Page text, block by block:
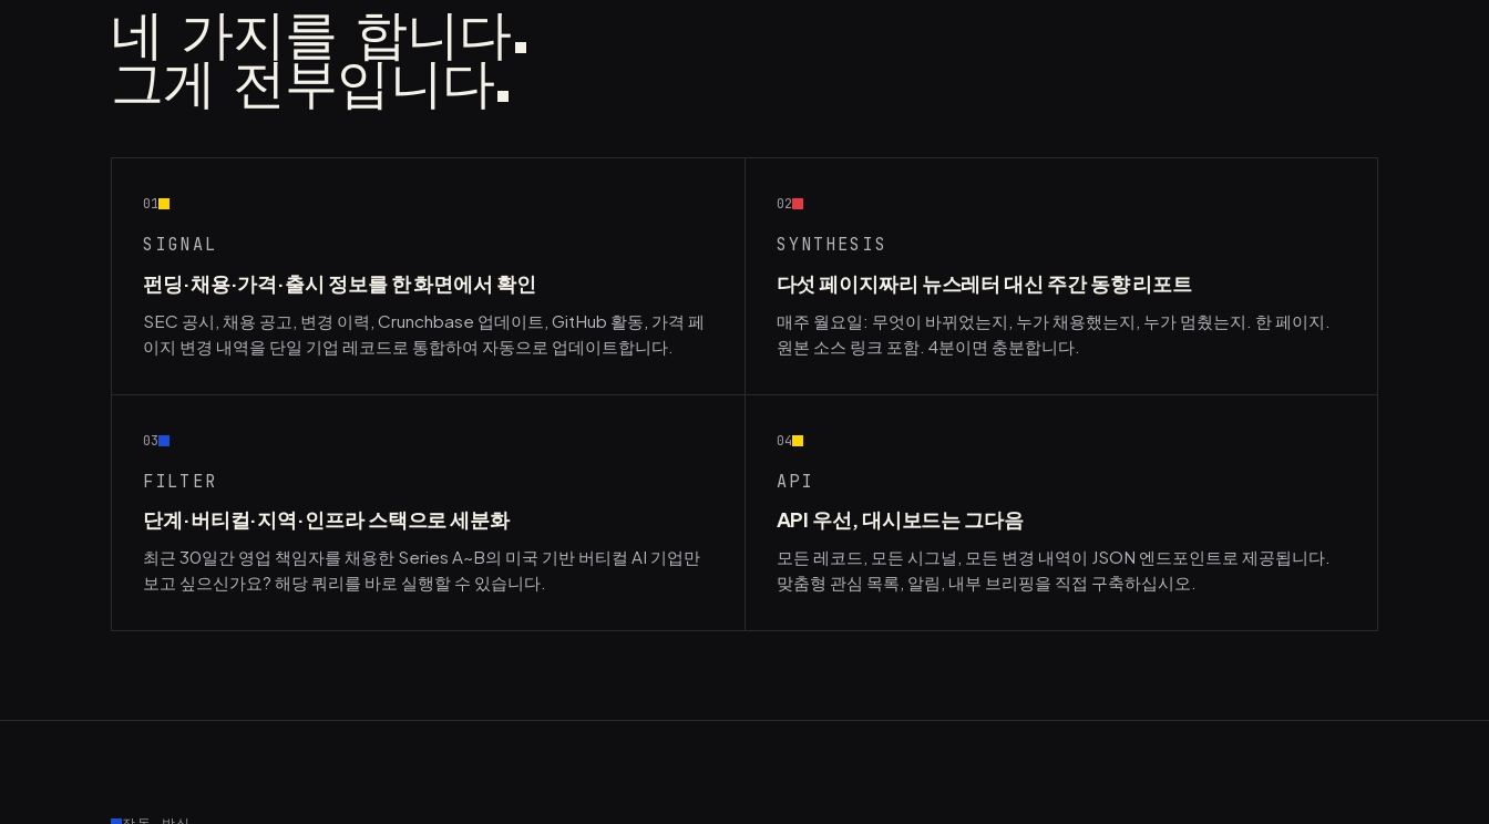
네 가지를 합니다.
그게 전부입니다.
01
SIGNAL
펀딩·채용·가격·출시 정보를 한 화면에서 확인
SEC 공시, 채용 공고, 변경 이력, Crunchbase 업데이트, GitHub 활동, 가격 페
이지 변경 내역을 단일 기업 레코드로 통합하여 자동으로 업데이트합니다.
02
SYNTHESIS
다섯 페이지짜리 뉴스레터 대신 주간 동향 리포트
매주 월요일: 무엇이 바뀌었는지, 누가 채용했는지, 누가 멈췄는지. 한 페이지.
원본 소스 링크 포함. 4분이면 충분합니다.
03
FILTER
단계·버티컬·지역·인프라 스택으로 세분화
최근 30일간 영업 책임자를 채용한 Series A~B의 미국 기반 버티컬 AI 기업만
보고 싶으신가요? 해당 쿼리를 바로 실행할 수 있습니다.
04
API
API 우선, 대시보드는 그다음
모든 레코드, 모든 시그널, 모든 변경 내역이 JSON 엔드포인트로 제공됩니다.
맞춤형 관심 목록, 알림, 내부 브리핑을 직접 구축하십시오.